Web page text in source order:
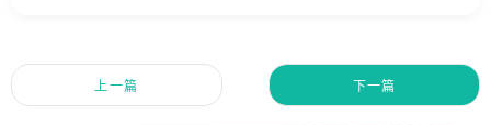
上一篇 下一篇